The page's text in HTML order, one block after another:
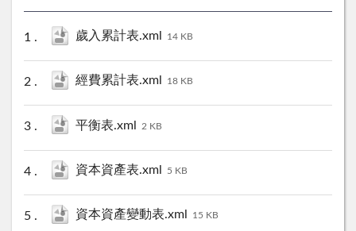
歲入累計表.xml 14 KB
經費累計表.xml 18 KB
平衡表.xml 2 KB
資本資產表.xml 5 KB
資本資產變動表.xml 15 KB